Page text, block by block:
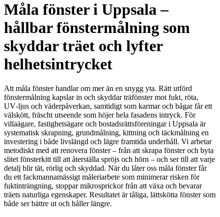
Måla fönster i Uppsala –
hållbar fönstermålning som
skyddar träet och lyfter
helhetsintrycket
Att måla fönster handlar om mer än en snygg yta. Rätt utförd
fönstermålning kapslar in och skyddar träfönster mot fukt, röta,
UV‑ljus och väderpåverkan, samtidigt som karmar och bågar får ett
välskött, fräscht utseende som höjer hela fasadens intryck. För
villaägare, fastighetsägare och bostadsrättsföreningar i Uppsala är
systematisk skrapning, grundmålning, kittning och täckmålning en
investering i både livslängd och lägre framtida underhåll. Vi arbetar
metodiskt med att renovera fönster – från att skrapa fönster och byta
slitet fönsterkitt till att återställa spröjs och hörn – och ser till att varje
detalj blir tät, rörlig och skyddad. När du låter oss måla fönster får
du ett fackmannamässigt måleriarbete som minimerar risken för
fuktinträngning, stoppar mikrosprickor från att växa och bevarar
träets naturliga egenskaper. Resultatet är tåliga, lättskötta fönster som
både ser bättre ut och håller längre.